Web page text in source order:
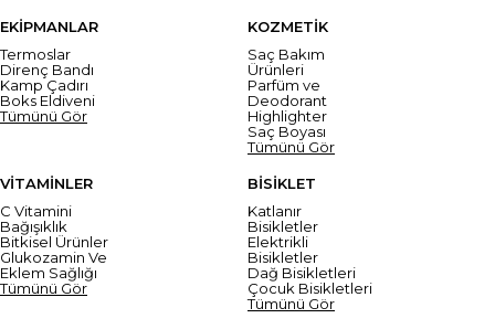
EKİPMANLAR
Termoslar
Direnç Bandı
Kamp Çadırı
Boks Eldiveni
Tümünü Gör
KOZMETİK
Saç Bakım
Ürünleri
Parfüm ve
Deodorant
Highlighter
Saç Boyası
Tümünü Gör
VİTAMİNLER
C Vitamini
Bağışıklık
Bitkisel Ürünler
Glukozamin Ve
Eklem Sağlığı
Tümünü Gör
BİSİKLET
Katlanır
Bisikletler
Elektrikli
Bisikletler
Dağ Bisikletleri
Çocuk Bisikletleri
Tümünü Gör